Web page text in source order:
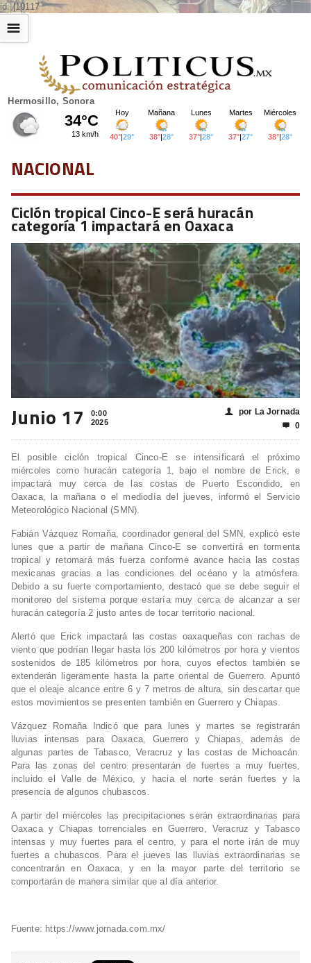
id: |10117
Hermosillo, Sonora
☰
NACIONAL
Ciclón tropical Cinco-E será huracán
categoría 1 impactará en Oaxaca
Junio 17
0:00
2025
👤 por La Jornada
 0
El posible ciclón tropical Cinco-E se intensificará el próximo
miércoles como huracán categoría 1, bajo el nombre de Erick, e
impactará muy cerca de las costas de Puerto Escondido, en
Oaxaca, la mañana o el mediodía del jueves, informó el Servicio
Meteorológico Nacional (SMN).
Fabián Vázquez Romaña, coordinador general del SMN, explicó este
lunes que a partir de mañana Cinco-E se convertirá en tormenta
tropical y retomará más fuerza conforme avance hacia las costas
mexicanas gracias a las condiciones del océano y la atmósfera.
Debido a su fuerte comportamiento, destacó que se debe seguir el
monitoreo del sistema porque estaría muy cerca de alcanzar a ser
huracán categoría 2 justo antes de tocar territorio nacional.
Alertó que Erick impactará las costas oaxaqueñas con rachas de
viento que podrían llegar hasta los 200 kilómetros por hora y vientos
sostenidos de 185 kilómetros por hora, cuyos efectos también se
extenderán ligeramente hasta la parte oriental de Guerrero. Apuntó
que el oleaje alcance entre 6 y 7 metros de altura, sin descartar que
estos movimientos se presenten también en Guerrero y Chiapas.
Vázquez Romaña Indicó que para lunes y martes se registrarán
lluvias intensas para Oaxaca, Guerrero y Chiapas, además de
algunas partes de Tabasco, Veracruz y las costas de Michoacán.
Para las zonas del centro presentarán de fuertes a muy fuertes,
incluido el Valle de México, y hacia el norte serán fuertes y la
presencia de algunos chubascos.
A partir del miércoles las precipitaciones serán extraordinarias para
Oaxaca y Chiapas torrenciales en Guerrero, Veracruz y Tabasco
intensas y muy fuertes para el centro, y para el norte irán de muy
fuertes a chubascos. Para el jueves las lluvias extraordinarias se
concentrarán en Oaxaca, y en la mayor parte del territorio se
comportarán de manera similar que al día anterior.
Fuente: https://www.jornada.com.mx/